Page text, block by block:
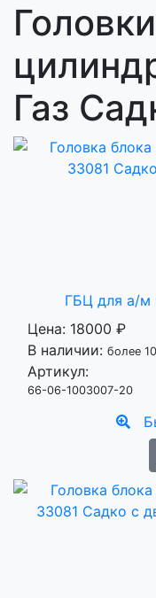
Газ
ГБЦ для а/м
Цена: 18000 ₽
В наличии: более
Артикул:
66-06-1003007-20